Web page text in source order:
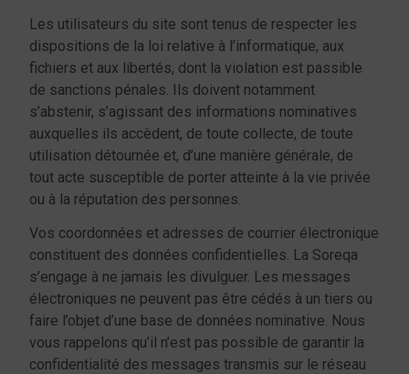
Les utilisateurs du site sont tenus de respecter les
dispositions de la loi relative à l’informatique, aux
fichiers et aux libertés, dont la violation est passible
de sanctions pénales. Ils doivent notamment
s’abstenir, s’agissant des informations nominatives
auxquelles ils accèdent, de toute collecte, de toute
utilisation détournée et, d’une manière générale, de
tout acte susceptible de porter atteinte à la vie privée
ou à la réputation des personnes.
Vos coordonnées et adresses de courrier électronique
constituent des données confidentielles. La Soreqa
s’engage à ne jamais les divulguer. Les messages
électroniques ne peuvent pas être cédés à un tiers ou
faire l’objet d’une base de données nominative. Nous
vous rappelons qu’il n’est pas possible de garantir la
confidentialité des messages transmis sur le réseau